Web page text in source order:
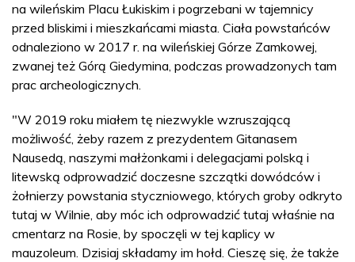
na wileńskim Placu Łukiskim i pogrzebani w tajemnicy
przed bliskimi i mieszkańcami miasta. Ciała powstańców
odnaleziono w 2017 r. na wileńskiej Górze Zamkowej,
zwanej też Górą Giedymina, podczas prowadzonych tam
prac archeologicznych.
"W 2019 roku miałem tę niezwykle wzruszającą
możliwość, żeby razem z prezydentem Gitanasem
Nausedą, naszymi małżonkami i delegacjami polską i
litewską odprowadzić doczesne szczątki dowódców i
żołnierzy powstania styczniowego, których groby odkryto
tutaj w Wilnie, aby móc ich odprowadzić tutaj właśnie na
cmentarz na Rosie, by spoczęli w tej kaplicy w
mauzoleum. Dzisiaj składamy im hołd. Cieszę się, że także